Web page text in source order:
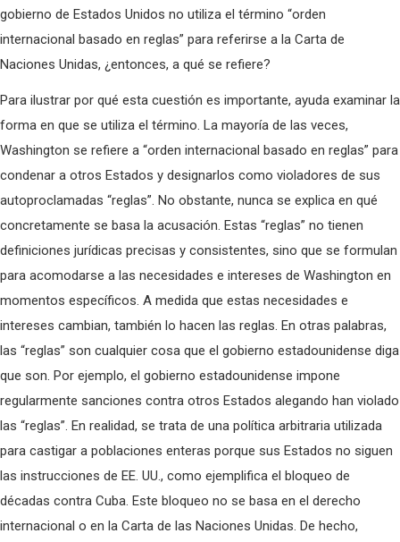
gobierno de Estados Unidos no utiliza el término “orden
internacional basado en reglas” para referirse a la Carta de
Naciones Unidas, ¿entonces, a qué se refiere?
Para ilustrar por qué esta cuestión es importante, ayuda examinar la
forma en que se utiliza el término. La mayoría de las veces,
Washington se refiere a “orden internacional basado en reglas” para
condenar a otros Estados y designarlos como violadores de sus
autoproclamadas “reglas”. No obstante, nunca se explica en qué
concretamente se basa la acusación. Estas “reglas” no tienen
definiciones jurídicas precisas y consistentes, sino que se formulan
para acomodarse a las necesidades e intereses de Washington en
momentos específicos. A medida que estas necesidades e
intereses cambian, también lo hacen las reglas. En otras palabras,
las “reglas” son cualquier cosa que el gobierno estadounidense diga
que son. Por ejemplo, el gobierno estadounidense impone
regularmente sanciones contra otros Estados alegando han violado
las “reglas”. En realidad, se trata de una política arbitraria utilizada
para castigar a poblaciones enteras porque sus Estados no siguen
las instrucciones de EE. UU., como ejemplifica el bloqueo de
décadas contra Cuba. Este bloqueo no se basa en el derecho
internacional o en la Carta de las Naciones Unidas. De hecho,